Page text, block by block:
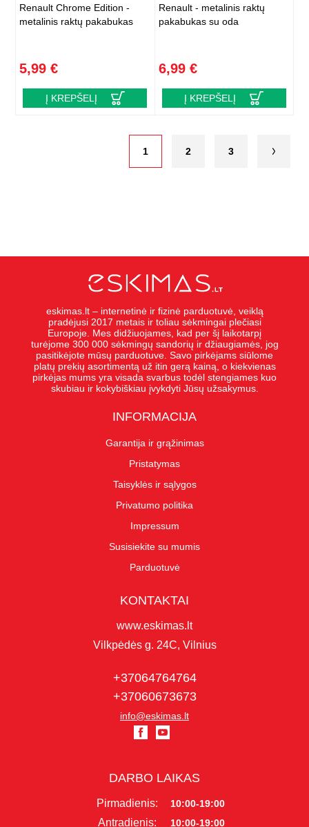
Renault Chrome Edition -
metalinis raktų pakabukas
5,99 €
Į KREPŠELĮ
Renault - metalinis raktų
pakabukas su oda
6,99 €
Į KREPŠELĮ
1 2 3
eskimas.lt – internetinė ir fizinė parduotuvė, veiklą
pradėjusi 2017 metais ir toliau sėkmingai plečiasi
Europoje. Mes didžiuojames, kad per šį laikotarpį
turėjome 300 000 sėkmingų sandorių ir džiaugiamės, jog
pasitikėjote mūsų parduotuve. Savo pirkėjams siūlome
platų prekių asortimentą už itin gerą kainą, o kiekvienas
pirkėjas mums yra visada svarbus todėl stengiames kuo
skubiau ir kokybiškiau įvykdyti Jūsų užsakymus.
INFORMACIJA
Garantija ir grąžinimas
Pristatymas
Taisyklės ir sąlygos
Privatumo politika
Impressum
Susisiekite su mumis
Parduotuvė
KONTAKTAI
www.eskimas.lt
Vilkpėdės g. 24C, Vilnius
+37064764764
+37060673673
info@eskimas.lt
DARBO LAIKAS
Pirmadienis: 10:00-19:00
Antradienis: 10:00-19:00